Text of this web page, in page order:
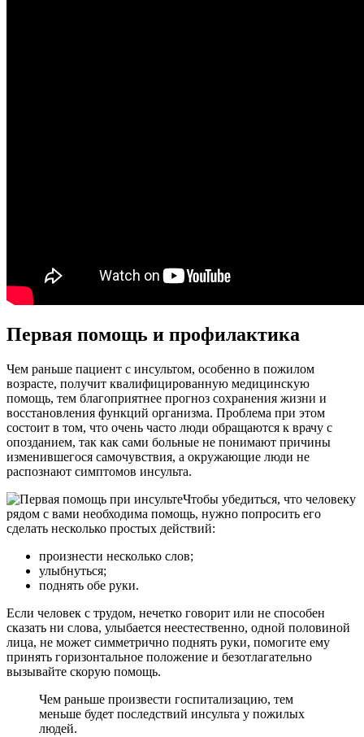
Первая помощь и профилактика
Чем раньше пациент с инсультом, особенно в пожилом
возрасте, получит квалифицированную медицинскую
помощь, тем благоприятнее прогноз сохранения жизни и
восстановления функций организма. Проблема при этом
состоит в том, что очень часто люди обращаются к врачу с
опозданием, так как сами больные не понимают причины
изменившегося самочувствия, а окружающие люди не
распознают симптомов инсульта.
Чтобы убедиться, что человеку
рядом с вами необходима помощь, нужно попросить его
сделать несколько простых действий:
произнести несколько слов;
улыбнуться;
поднять обе руки.
Если человек с трудом, нечетко говорит или не способен
сказать ни слова, улыбается неестественно, одной половиной
лица, не может симметрично поднять руки, помогите ему
принять горизонтальное положение и безотлагательно
вызывайте скорую помощь.
Чем раньше произвести госпитализацию, тем
меньше будет последствий инсульта у пожилых
людей.